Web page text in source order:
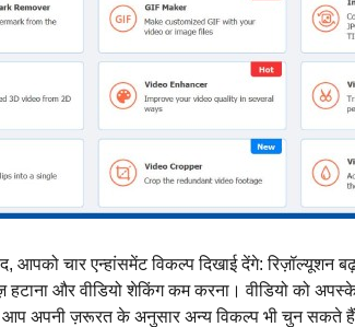
आपको चार एन्हांसमेंट विकल्प दिखाई देंगे: रिज़ॉल्यूशन
हटाना और वीडियो शेकिंग कम करना। वीडियो को
आप अपनी ज़रूरत के अनुसार अन्य विकल्प भी चुन सकते